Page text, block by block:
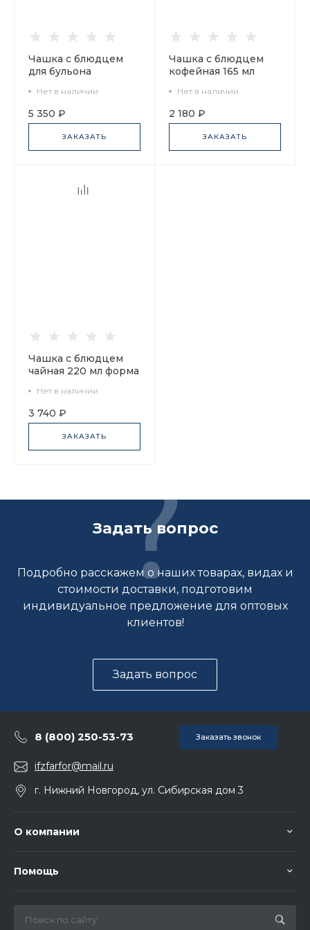
Чашка с блюдцем
для бульона
Замоскворечье арт.
81.23956.00.1
Нет в наличии
5 350 ₽
ЗАКАЗАТЬ
Чашка с блюдцем
кофейная 165 мл
рисунок До
свидания Петербург
4 арт. 81.15604.00.1
Нет в наличии
2 180 ₽
ЗАКАЗАТЬ
Чашка с блюдцем
чайная 220 мл форма
Северная Аврора
арт. 81.23155.00.1
Нет в наличии
3 740 ₽
ЗАКАЗАТЬ
Задать вопрос
Подробно расскажем о наших товарах, видах и
стоимости доставки, подготовим
индивидуальное предложение для оптовых
клиентов!
Задать вопрос
8 (800) 250-53-73 Заказать звонок
ifzfarfor@mail.ru
г. Нижний Новгород, ул. Сибирская дом 3
О компании
Помощь